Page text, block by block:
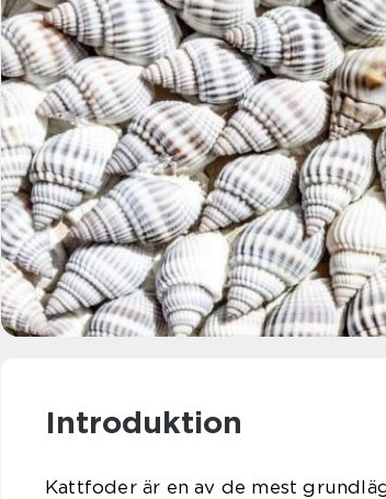
Introduktion
Kattfoder är en av de mest